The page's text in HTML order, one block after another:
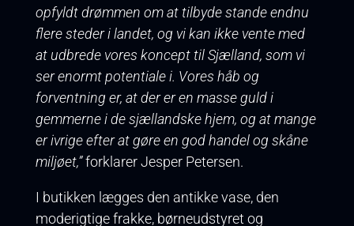
opfyldt drømmen om at tilbyde stande endnu
flere steder i landet, og vi kan ikke vente med
at udbrede vores koncept til Sjælland, som vi
ser enormt potentiale i. Vores håb og
forventning er, at der er en masse guld i
gemmerne i de sjællandske hjem, og at mange
er ivrige efter at gøre en god handel og skåne
miljøet,”forklarer Jesper Petersen.
I butikken lægges den antikke vase, den
moderigtige frakke, børneudstyret og